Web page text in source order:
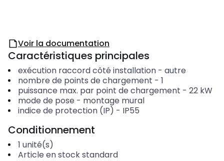
Voir la documentation
Caractéristiques principales
exécution raccord côté installation- autre
nombre de points de chargement - 1
puissance max. par point de chargement - 22 kW
mode de pose - montage mural
indice de protection (IP) - IP55
Conditionnement
1 unité(s)
Article en stock standard